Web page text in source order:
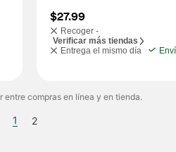
$27.99
Recoger -
Verificar más tiendas
Entrega el mismo día
entre compras en línea y en tienda.
1 2